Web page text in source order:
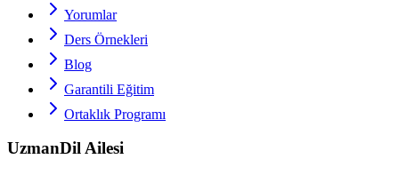
Yorumlar
Ders Örnekleri
Blog
Garantili Eğitim
Ortaklık Programı
UzmanDil Ailesi